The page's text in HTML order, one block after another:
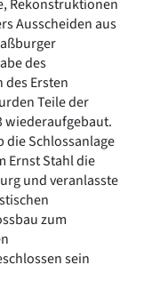
Rekonstruktionen
Ausscheiden aus
des
des Ersten
Teile der
wiederaufgebaut.
die Schlossanlage
Ernst Stahl die
und veranlasste
zum
sein